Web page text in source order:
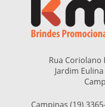
Rua Coriolano
Jardim Eulina
Campinas (19)